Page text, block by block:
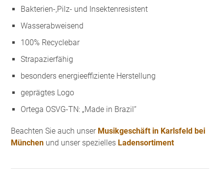
Bakterien-,Pilz- und Insektenresistent
Wasserabweisend
100% Recyclebar
Strapazierfähig
besonders energieeffiziente Herstellung
geprägtes Logo
Ortega OSVG-TN: „Made in Brazil“
Beachten Sie auch unser Musikgeschäft in Karlsfeld bei
München und unser spezielles Ladensortiment